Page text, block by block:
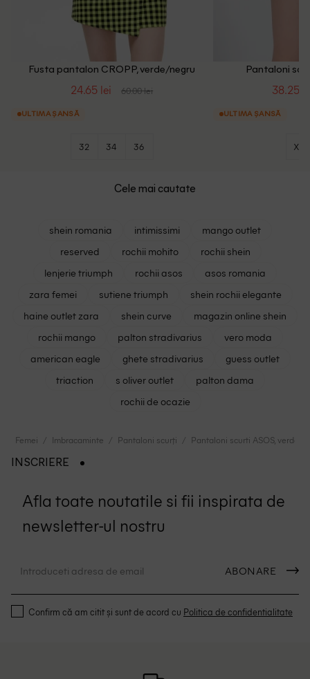
Fusta pantalon CROPP, verde/negru
24.65 lei 60.00 lei
ULTIMA ȘANSĂ
32 34 36
Pantaloni
38.25
ULTIMA ȘANSĂ
XS
Cele mai cautate
shein romania intimissimi
mango outlet
reserved
rochii mohito
rochii shein
lenjerie triumph
rochii asos
asos romania
zara femei
sutiene triumph
shein rochii elegante
haine outlet zara
shein curve
magazin online shein
rochii mango
palton stradivarius
vero moda
american eagle
ghete stradivarius
guess outlet
triaction
s oliver outlet
palton dama
rochii de ocazie
Femei Imbracaminte Pantaloni scurți Pantaloni scurti ASOS, verde
INSCRIERE
Afla toate noutatile si fii inspirata de
newsletter-ul nostru
ABONARE
Confirm că am citit și sunt de acord cu Politica de confidentialitate